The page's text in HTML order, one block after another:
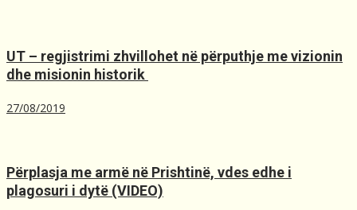
UT – regjistrimi zhvillohet në përputhje me vizionin
dhe misionin historik ️
27/08/2019
Përplasja me armë në Prishtinë, ​vdes edhe i
plagosuri i dytë (VIDEO)